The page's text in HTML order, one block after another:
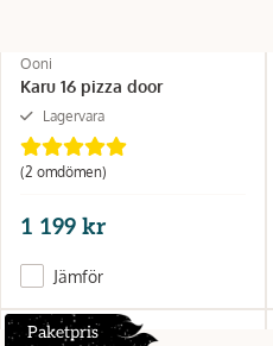
Ooni
Karu 16 pizza door
Lagervara
(2 omdömen)
1 199 kr
Jämför
Paketpris